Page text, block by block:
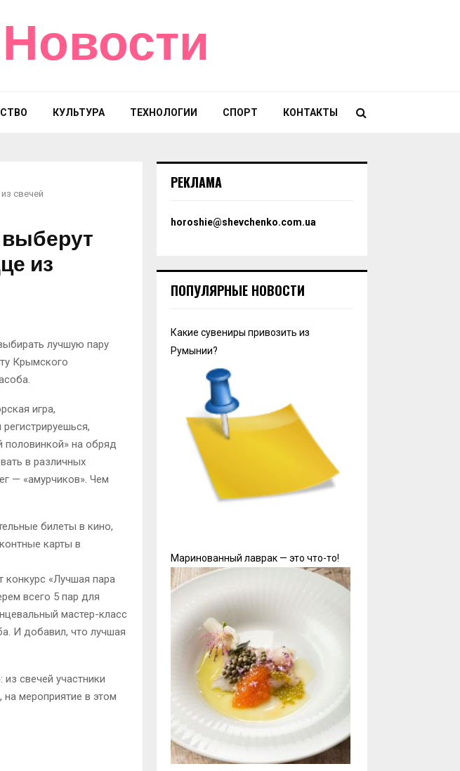
КУЛЬТУРА ТЕХНОЛОГИИ СПОРТ КОНТАКТЫ
свечей
из
лучшую пару
Крымского
игра,
половинкой» на обряд
в различных
— «амурчиков». Чем
билеты в кино,
карты в
конкурс «Лучшая пара
всего 5 пар для
мастер-класс
И добавил, что лучшая
свечей участники
мероприятие в этом
РЕКЛАМА
horoshie@shevchenko.com.ua
ПОПУЛЯРНЫЕ НОВОСТИ
Какие сувениры привозить из
Румынии?
Маринованный лаврак — это что-то!